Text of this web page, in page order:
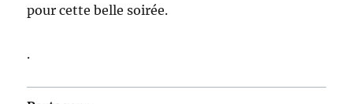
pour cette belle soirée.
.